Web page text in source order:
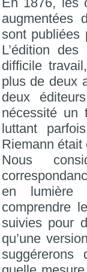
sont publiées
L’édition
difficile
plus de deux
deux
nécessité un
luttant
Riemann était
Nous
en lumière
comprendre
suivies pour
qu’une
suggérerons